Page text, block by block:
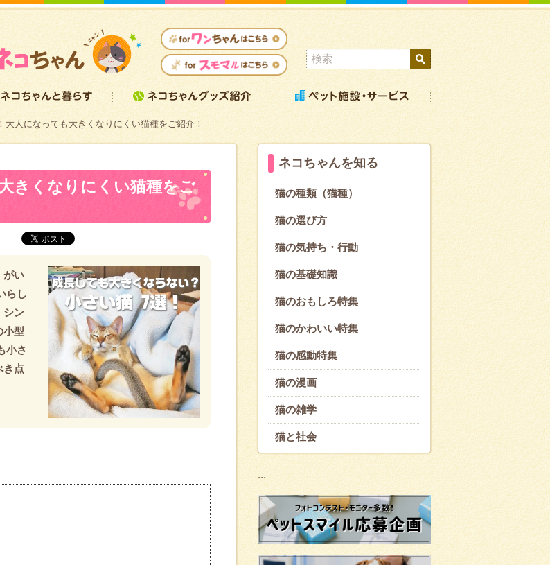
大人になっても大きくなりにくい猫種をご紹介！
きくなりにくい猫種をご
がい
らし
シン
小型
小さ
き点
ネコちゃんを知る
猫の種類（猫種）
猫の選び方
猫の気持ち・行動
猫の基礎知識
猫のおもしろ特集
猫のかわいい特集
猫の感動特集
猫の漫画
猫の雑学
猫と社会
...